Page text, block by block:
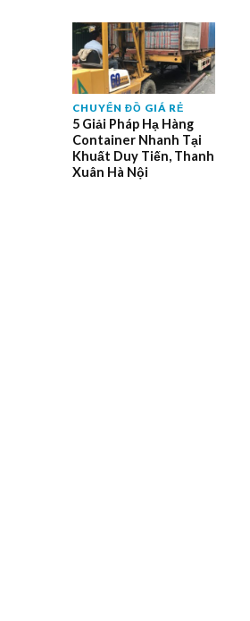
CHUYỂN ĐỒ GIÁ RẺ
5 Giải Pháp Hạ Hàng
Container Nhanh Tại
Khuất Duy Tiến, Thanh
Xuân Hà Nội